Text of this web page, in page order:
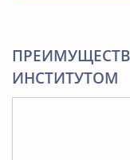
ИНСТИТУТОМ